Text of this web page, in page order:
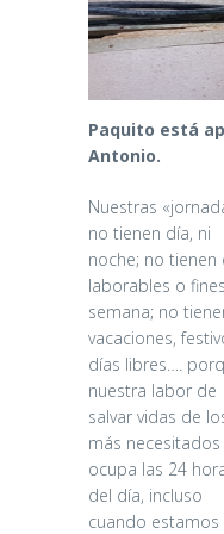
Paquito está
Antonio.
Nuestras
no tienen día, ni
noche; no tienen
laborables o
semana; no
vacaciones,
días libres….
nuestra labor de
salvar vidas de
más necesitados
ocupa las 24
del día, incluso
cuando estamos